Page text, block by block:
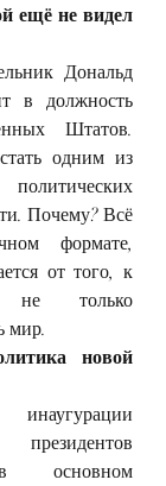
ещё не видел
Дональд
в должность
Штатов.
одним из
Почему? Всё
формате,
от того, к
не только
мир.
новой
в основном